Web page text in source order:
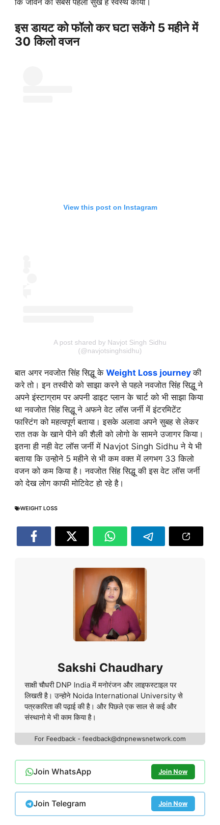
कि जीवन का सबसे पहला सुख है स्वस्थ काया।
इस डायट को फॉलो कर घटा सकेंगे 5 महीने में
30 किलो वजन
View this post on Instagram
A post shared by Navjot Singh Sidhu
(@navjotsinghsidhu)
बात अगर नवजोत सिंह सिद्धू के Weight Loss journeyकी
करे तो। इन तस्वीरो को साझा करने से पहले नवजोत सिंह सिद्धू ने
अपने इंस्टाग्राम पर अपनी डाइट प्लान के चार्ट को भी साझा किया
था नवजोत सिंह सिद्धू ने अफने वेट लॉस जर्नी में इंटरमिटेंट
फास्टिंग को महत्वपूर्ण बताया। इसके अलावा अपने सुबह से लेकर
रात तक के खाने पीने की शैली को लोगो के सामने उजागर किया।
इतना ही नही वेट लॉस जर्नी में Navjot Singh Sidhu ने ये भी
बताया कि उन्होने 5 महीने से भी कम वक्त में लगभग 33 किलो
वजन को कम किया है। नवजोत सिंह सिद्धू की इस वेट लॉस जर्नी
को देख लोग काफी मोटिवेट हो रहे है।
WEIGHT LOSS
Sakshi Chaudhary
साक्षी चौधरी DNP India में मनोरंजन और लाइफस्टाइल पर
लिखती है। उन्होने Noida International University से
पत्रकारिता की पढ़ाई की है। और पिछले एक साल से कई और
संस्थानो मे भी काम किया है।
For Feedback - feedback@dnpnewsnetwork.com
Join WhatsApp Join Now
Join Telegram Join Now